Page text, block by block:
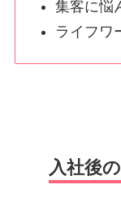
集客に悩
ライフワ
入社後